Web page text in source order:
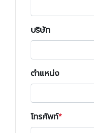
บริษัท
ตำแหน่ง
โทรศัพท์